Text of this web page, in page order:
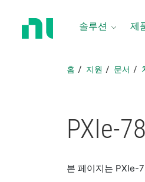
솔루션 제
홈 지원 문서
PXIe-
본 페이지는 PXIe-